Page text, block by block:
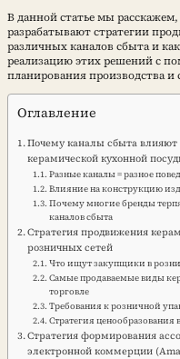
В данной статье мы
разрабатывают стратегии
различных каналов сбыта и
реализацию этих решений с
планирования производства и
Оглавление
Почему каналы сбыта влияют
керамической кухонной
Разные каналы = разное
Влияние на конструкцию
Почему многие бренды
каналов сбыта
Стратегия продвижения
розничных сетей
Что ищут закупщики в
Самые продаваемые виды
торговле
Требования к розничной
Стратегия ценообразования
Стратегия формирования
электронной коммерции